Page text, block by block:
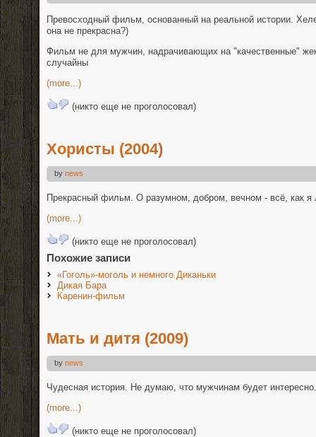
Превосходный фильм, основанный на реальной истории.
она не прекрасна?)
Фильм не для мужчин, надрачивающих на "качественные"
случайны
(more...)
(никто еще не проголосовал)
Хористы (2004)
by news
Прекрасный фильм. О разумном, добром, вечном - всё, как
(more...)
(никто еще не проголосовал)
Похожие записи
«Гоголь»-моголь и немного Диканьки
Дикая Бара
Каренин-фильм
Мать и дитя (2009)
by news
Чудесная история. Не думаю, что мужчинам будет интересно.
(more...)
(никто еще не проголосовал)